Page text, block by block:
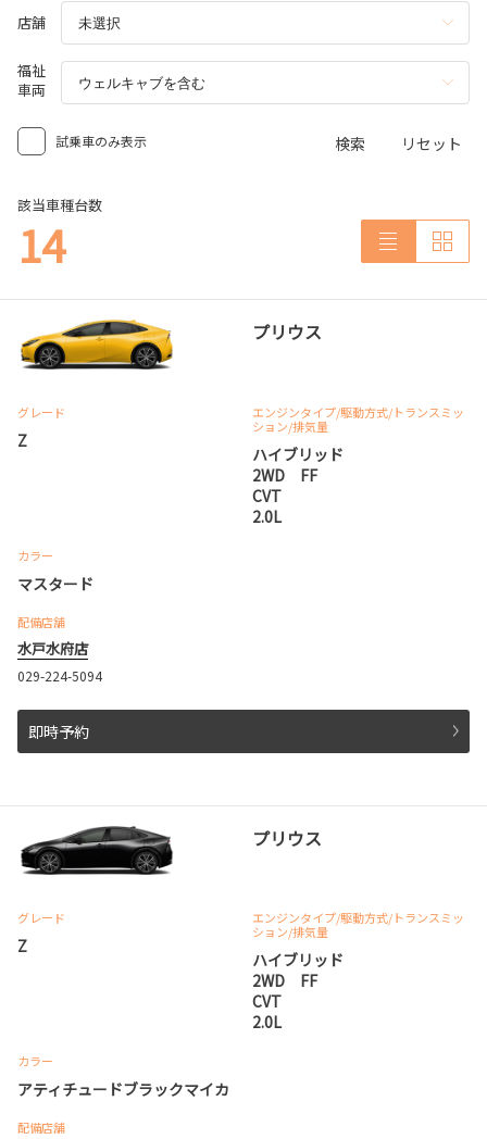
店舗
福祉
車両
試乗車のみ表示 検索 リセット
該当車種台数
14
プリウス
グレード
Z
エンジンタイプ/駆動方式/トランスミッ
ション/排気量
ハイブリッド
2WD FF
CVT
2.0L
カラー
マスタード
配備店舗
水戸水府店
029-224-5094
即時予約
プリウス
グレード
Z
エンジンタイプ/駆動方式/トランスミッ
ション/排気量
ハイブリッド
2WD FF
CVT
2.0L
カラー
アティチュードブラックマイカ
配備店舗